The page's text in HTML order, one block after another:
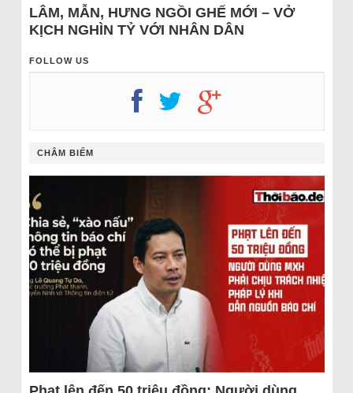
LÂM, MẪN, HƯNG NGỒI GHẾ MỚI – VỞ
KỊCH NGHÌN TỶ VỚI NHÂN DÂN
FOLLOW US
CHÂM BIẾM